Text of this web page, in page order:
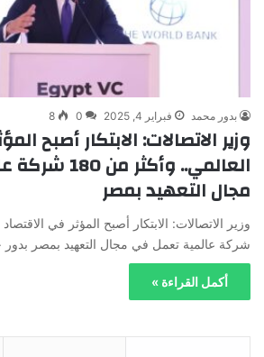
بدور محمد فبراير 4, 2025 0
8
وزير الاتصالات: الابتكار أصبح
العالمي..
مجال التعهيد بمصر
شركة عالمية تعمل في مجال التعهيد بمصر
أكمل القراءة »